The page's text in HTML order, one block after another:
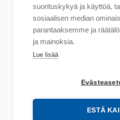
suorituskykyä ja käyttöä,
sosiaalisen median
parantaaksemme ja
ja mainoksia.
Lue lisää
ESTÄ
Tilauskoodi: 9021SMA
Product order number: 9021
Valmistajan tuotenumero:
Tuotteen tullikoodi: 85366990
Lisätiedot